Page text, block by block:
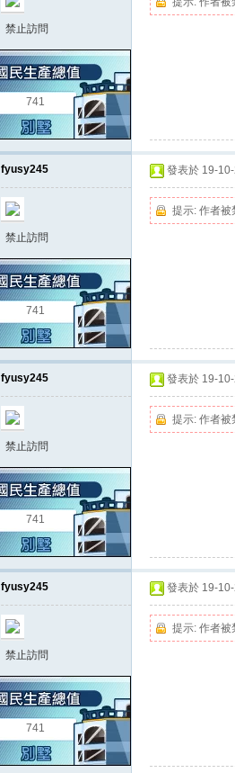
禁止訪問
741
fyusy245
禁止訪問
741
發表於 19-
提示: 作者被
fyusy245
禁止訪問
741
發表於 19-
提示: 作者被
fyusy245
禁止訪問
741
發表於 19-
提示: 作者被